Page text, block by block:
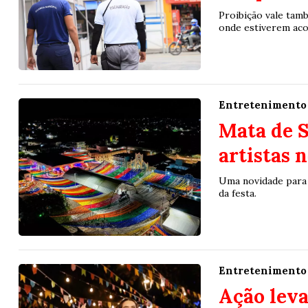
Proibição vale
onde estiverem
Entretenimento
Mata de
artistas
Uma novidade
da festa.
Entretenimento
Ação